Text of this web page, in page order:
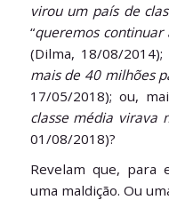
virou um país de
“queremos
(Dilma, 18/08/
mais de 40 milhões
17/05/2018); ou,
classe média virava
01/08/2018)?
Revelam que, para
uma maldição. Ou